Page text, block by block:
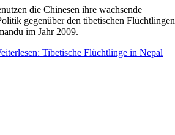
die Chinesen ihre wachsende
gegenüber den tibetischen Flüchtlingen
im Jahr 2009.
Tibetische Flüchtlinge in Nepal